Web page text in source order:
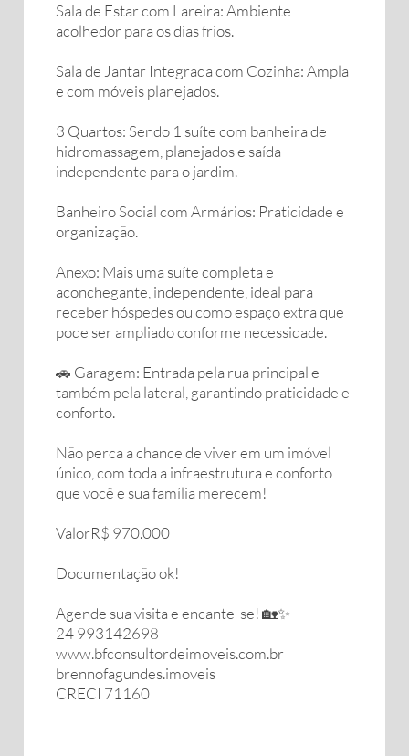
Sala de Estar com Lareira: Ambiente
acolhedor para os dias frios.
Sala de Jantar Integrada com Cozinha: Ampla
e com móveis planejados.
3 Quartos: Sendo 1 suíte com banheira de
hidromassagem, planejados e saída
independente para o jardim.
Banheiro Social com Armários: Praticidade e
organização.
Anexo: Mais uma suíte completa e
aconchegante, independente, ideal para
receber hóspedes ou como espaço extra que
pode ser ampliado conforme necessidade.
🚗 Garagem: Entrada pela rua principal e
também pela lateral, garantindo praticidade e
conforto.
Não perca a chance de viver em um imóvel
único, com toda a infraestrutura e conforto
que você e sua família merecem!
ValorR$ 970.000
Documentação ok!
Agende sua visita e encante-se! 🏡✨
24 993142698
www.bfconsultordeimoveis.com.br
brennofagundes.imoveis
CRECI 71160